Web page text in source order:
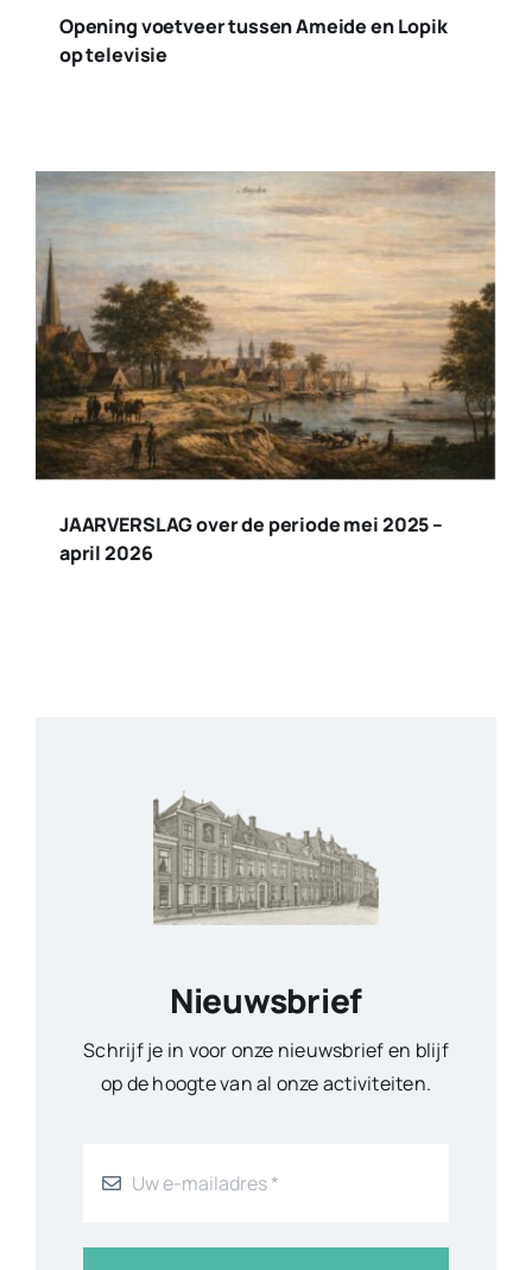
Opening voetveer tussen Ameide en Lopik
op televisie
JAARVERSLAG over de periode mei 2025 –
april 2026
Nieuwsbrief
Schrijf je in voor onze nieuwsbrief en blijf
op de hoogte van al onze activiteiten.